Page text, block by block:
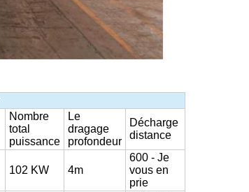
Nombre
total
puissance
Le
dragage
profondeur
Décharge
distance
102 KW 4m
600 - Je
vous en
prie